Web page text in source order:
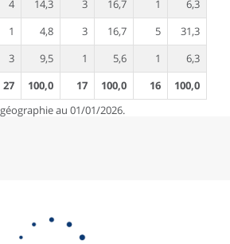
4 14,3 3 16,7 1
6,3
1 4,8 3 16,7 5
31,3
3 9,5 1 5,6 1
6,3
27 100,0 17 100,0 16
100,0
au 01/01/2026.